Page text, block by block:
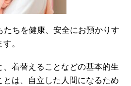
たちを健康、安全にお預かりす
。
着替えることなどの基本的生
は、自立した人間になるため